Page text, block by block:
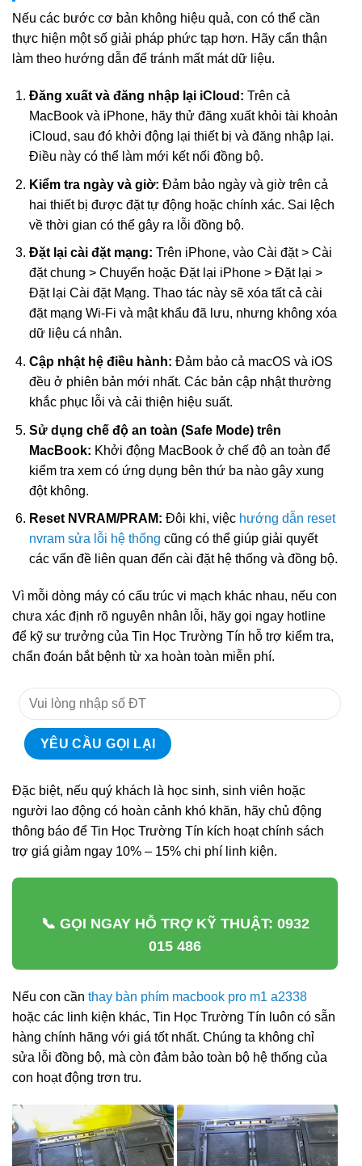
Nếu các bước cơ bản không hiệu quả, con có thể cần
thực hiện một số giải pháp phức tạp hơn. Hãy cẩn thận
làm theo hướng dẫn để tránh mất mát dữ liệu.
Đăng xuất và đăng nhập lại iCloud: Trên cả
MacBook và iPhone, hãy thử đăng xuất khỏi tài khoản
iCloud, sau đó khởi động lại thiết bị và đăng nhập lại.
Điều này có thể làm mới kết nối đồng bộ.
Kiểm tra ngày và giờ: Đảm bảo ngày và giờ trên cả
hai thiết bị được đặt tự động hoặc chính xác. Sai lệch
về thời gian có thể gây ra lỗi đồng bộ.
Đặt lại cài đặt mạng: Trên iPhone, vào Cài đặt > Cài
đặt chung > Chuyển hoặc Đặt lại iPhone > Đặt lại >
Đặt lại Cài đặt Mạng. Thao tác này sẽ xóa tất cả cài
đặt mạng Wi-Fi và mật khẩu đã lưu, nhưng không xóa
dữ liệu cá nhân.
Cập nhật hệ điều hành: Đảm bảo cả macOS và iOS
đều ở phiên bản mới nhất. Các bản cập nhật thường
khắc phục lỗi và cải thiện hiệu suất.
Sử dụng chế độ an toàn (Safe Mode) trên
MacBook: Khởi động MacBook ở chế độ an toàn để
kiểm tra xem có ứng dụng bên thứ ba nào gây xung
đột không.
Reset NVRAM/PRAM: Đôi khi, việc hướng dẫn reset
nvram sửa lỗi hệ thống cũng có thể giúp giải quyết
các vấn đề liên quan đến cài đặt hệ thống và đồng bộ.
Vì mỗi dòng máy có cấu trúc vi mạch khác nhau, nếu con
chưa xác định rõ nguyên nhân lỗi, hãy gọi ngay hotline
để kỹ sư trưởng của Tin Học Trường Tín hỗ trợ kiểm tra,
chẩn đoán bắt bệnh từ xa hoàn toàn miễn phí.
Đặc biệt, nếu quý khách là học sinh, sinh viên hoặc
người lao động có hoàn cảnh khó khăn, hãy chủ động
thông báo để Tin Học Trường Tín kích hoạt chính sách
trợ giá giảm ngay 10% – 15% chi phí linh kiện.
📞 GỌI NGAY HỖ TRỢ KỸ THUẬT: 0932
015 486
Nếu con cần thay bàn phím macbook pro m1 a2338
hoặc các linh kiện khác, Tin Học Trường Tín luôn có sẵn
hàng chính hãng với giá tốt nhất. Chúng ta không chỉ
sửa lỗi đồng bộ, mà còn đảm bảo toàn bộ hệ thống của
con hoạt động trơn tru.